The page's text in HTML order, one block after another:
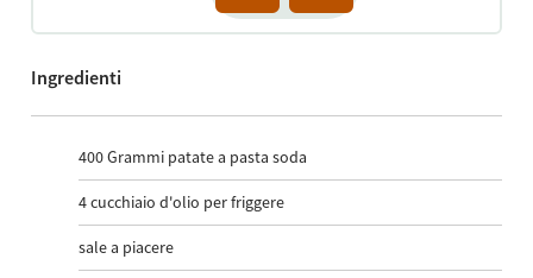
Ingredienti
400Grammi patate a pasta soda
4cucchiaio d'olio per friggere
sale a piacere